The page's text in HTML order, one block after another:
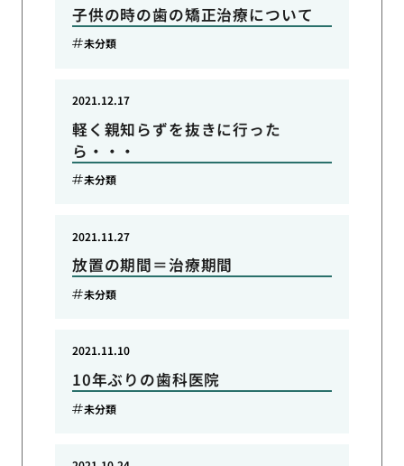
子供の時の歯の矯正治療について
未分類
軽く親知らずを抜きに行った
ら・・・
2021.12.17
未分類
放置の期間＝治療期間
2021.11.27
未分類
10年ぶりの歯科医院
2021.11.10
未分類